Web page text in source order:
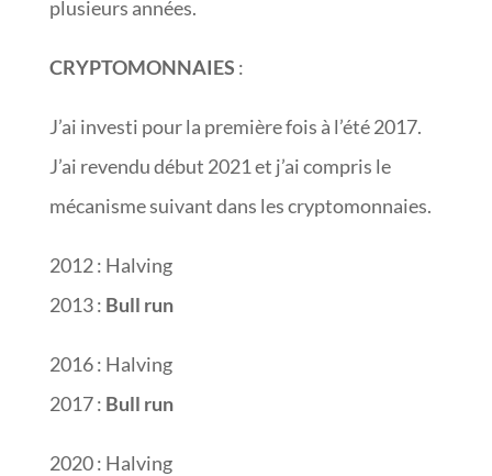
plusieurs années.
CRYPTOMONNAIES :
J’ai investi pour la première fois à l’été 2017.
J’ai revendu début 2021 et j’ai compris le
mécanisme suivant dans les cryptomonnaies.
2012 : Halving
2013 : Bull run
2016 : Halving
2017 : Bull run
2020 : Halving